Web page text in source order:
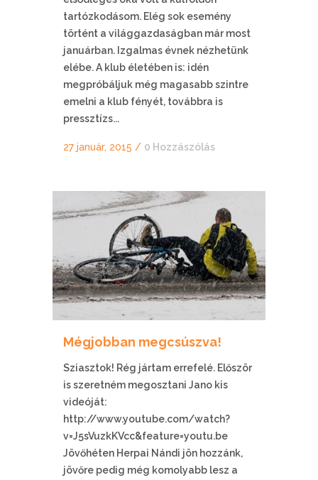
tartózkodásom. Elég sok esemény
történt a világgazdaságban már most
januárban. Izgalmas évnek nézhetünk
elébe. A klub életében is: idén
megpróbáljuk még magasabb szintre
emelni a klub fényét, továbbra is
pressztízs...
27 január, 2015 / 0 Hozzászólás
Mégjobban megcsúszva!
Sziasztok! Rég jártam errefelé. Először
is szeretném megosztani Jano kis
videóját:
http://www.youtube.com/watch?
v=J5sVuzkKVcc&feature=youtu.be
Jövőhéten Herpai Nándi jön hozzánk,
jövőre pedig még komolyabb lesz a